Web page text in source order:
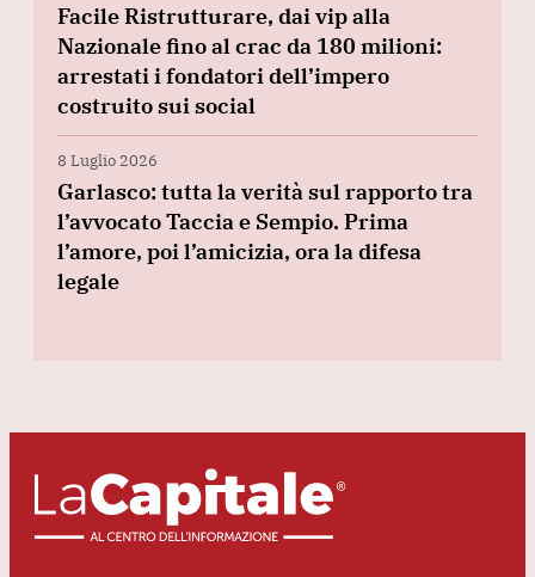
Facile Ristrutturare, dai vip alla
Nazionale fino al crac da 180 milioni:
arrestati i fondatori dell’impero
costruito sui social
8 Luglio 2026
Garlasco: tutta la verità sul rapporto tra
l’avvocato Taccia e Sempio. Prima
l’amore, poi l’amicizia, ora la difesa
legale